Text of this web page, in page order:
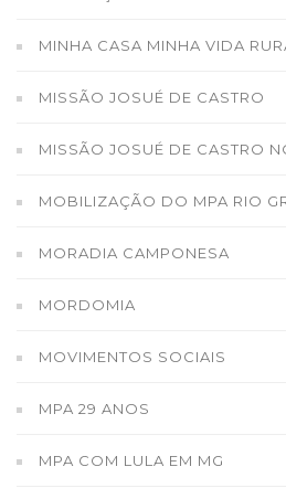
MINHA CASA MINHA VIDA
MISSÃO JOSUÉ DE CASTRO
MISSÃO JOSUÉ DE CASTRO
MOBILIZAÇÃO DO MPA RIO
MORADIA CAMPONESA
MORDOMIA
MOVIMENTOS SOCIAIS
MPA 29 ANOS
MPA COM LULA EM MG